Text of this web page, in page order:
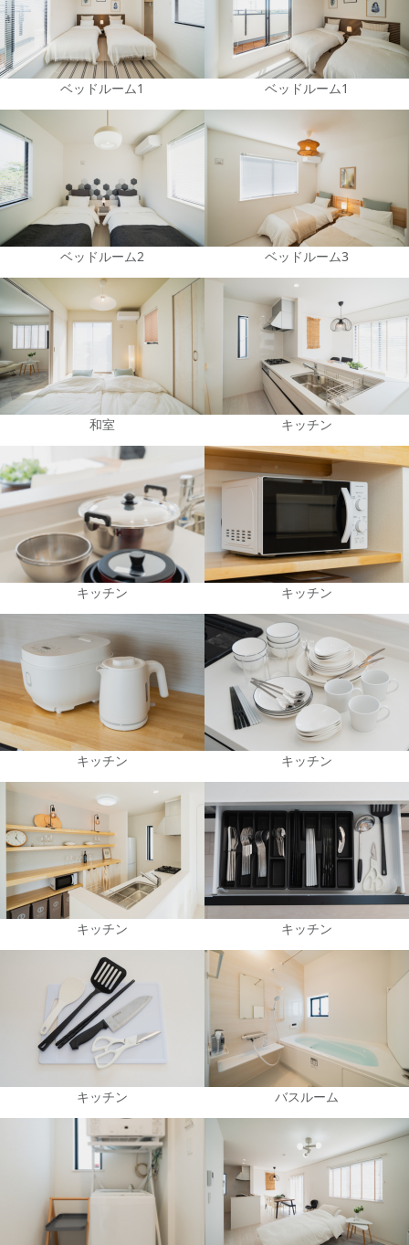
ベッドルーム1 ベッドルーム1
ベッドルーム2 ベッドルーム3
和室 キッチン
キッチン キッチン
キッチン キッチン
キッチン キッチン
キッチン バスルーム